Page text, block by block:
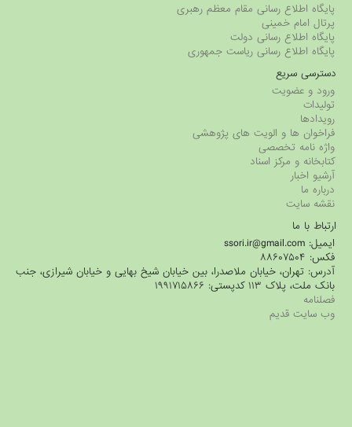
پایگاه اطلاع رسانی مقام معظم رهبری
پرتال امام خمینی
پایگاه اطلاع رسانی دولت
پایگاه اطلاع رسانی ریاست جمهوری
دسترسی سریع
ورود و عضویت
تولیدات
رویدادها
فراخوان ها و الویت های پژوهشی
واژه نامه تخصصی
کتابخانه و مرکز اسناد
آرشیو اخبار
درباره ما
نقشه سایت
ارتباط با ما
ایمیل: ssori.ir@gmail.com
فکس: ۸۸۶۰۷۵۰۴
آدرس: تهران، خیابان ملاصدرا، بین خیابان شیخ بهایی و خیابان شیرازی، جنب
بانک ملت، پلاک ۱۱۳ کدپستی: ۱۹۹۱۷۱۵۸۶۶
فصلنامه
وب سایت قدیم